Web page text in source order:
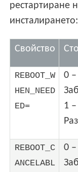
рестартиране
инсталирането:
Свойство
REBOOT_W
HEN_NEED
ED=
0 –
1 –
REBOOT_C
ANCELABL
0 –